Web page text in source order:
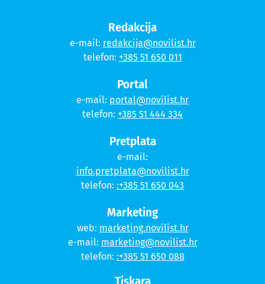
Redakcija
e-mail: redakcija@novilist.hr
telefon: +385 51 650 011
Portal
e-mail: portal@novilist.hr
telefon: +385 51 444 334
Pretplata
e-mail:
info.pretplata@novilist.hr
telefon: :+385 51 650 043
Marketing
web: marketing.novilist.hr
e-mail: marketing@novilist.hr
telefon: :+385 51 650 088